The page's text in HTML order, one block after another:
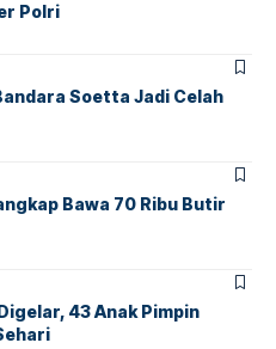
Polri
Soetta Jadi Celah
Bawa 70 Ribu Butir
43 Anak Pimpin